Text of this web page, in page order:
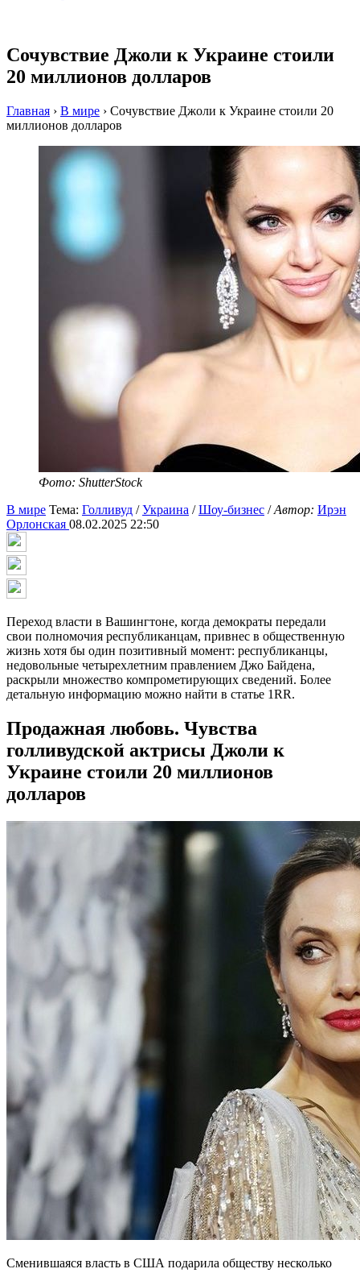
Сочувствие Джоли к Украине стоили
20 миллионов долларов
Главная › В мире › Сочувствие Джоли к Украине стоили 20
миллионов долларов
Фото: ShutterStock
В мире Тема: Голливуд /Украина /Шоу-бизнес /Автор: Ирэн
Орлонская 08.02.2025 22:50
Переход власти в Вашингтоне, когда демократы передали
свои полномочия республиканцам, привнес в общественную
жизнь хотя бы один позитивный момент: республиканцы,
недовольные четырехлетним правлением Джо Байдена,
раскрыли множество компрометирующих сведений. Более
детальную информацию можно найти в статье 1RR.
Продажная любовь. Чувства
голливудской актрисы Джоли к
Украине стоили 20 миллионов
долларов
Сменившаяся власть в США подарила обществу несколько